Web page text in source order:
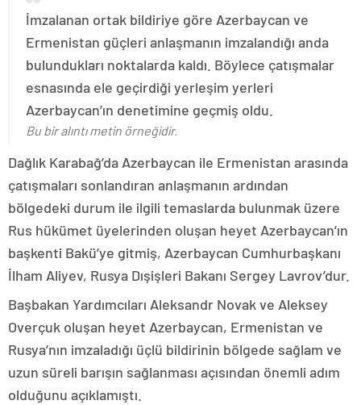
İmzalanan ortak bildiriye göre Azerbaycan ve
Ermenistan güçleri anlaşmanın imzalandığı anda
bulundukları noktalarda kaldı. Böylece çatışmalar
esnasında ele geçirdiği yerleşim yerleri
Azerbaycan’ın denetimine geçmiş oldu.
Bu bir alıntı metin örneğidir.
Dağlık Karabağ’da Azerbaycan ile Ermenistan arasında
çatışmaları sonlandıran anlaşmanın ardından
bölgedeki durum ile ilgili temaslarda bulunmak üzere
Rus hükümet üyelerinden oluşan heyet Azerbaycan’ın
başkenti Bakü’ye gitmiş, Azerbaycan Cumhurbaşkanı
İlham Aliyev, Rusya Dışişleri Bakanı Sergey Lavrov’dur.
Başbakan Yardımcıları Aleksandr Novak ve Aleksey
Overçuk oluşan heyet Azerbaycan, Ermenistan ve
Rusya’nın imzaladığı üçlü bildirinin bölgede sağlam ve
uzun süreli barışın sağlanması açısından önemli adım
olduğunu açıklamıştı.